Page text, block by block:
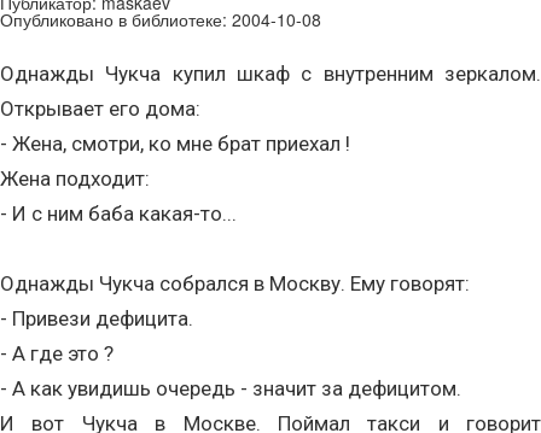
Опубликовано в библиотеке: 2004-10-08
Однажды Чукча купил шкаф с внутренним зеркалом.
Открывает его дома:
- Жена, смотри, ко мне брат приехал !
Жена подходит:
- И с ним баба какая-то...
Однажды Чукча собрался в Москву. Ему говорят:
- Привези дефицита.
- А где это ?
- А как увидишь очередь - значит за дефицитом.
И вот Чукча в Москве. Поймал такси и говорит